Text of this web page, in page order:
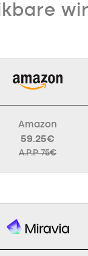
Amazon
59.25€
A.P.P 75€